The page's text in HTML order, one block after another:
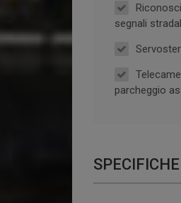
segnali
parcheggio